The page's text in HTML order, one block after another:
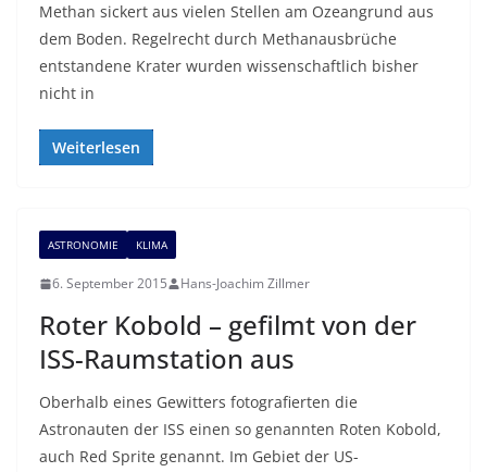
Methan sickert aus vielen Stellen am Ozeangrund aus
dem Boden. Regelrecht durch Methanausbrüche
entstandene Krater wurden wissenschaftlich bisher
nicht in
Weiterlesen
ASTRONOMIE KLIMA
6. September 2015 Hans-Joachim Zillmer
Roter Kobold – gefilmt von der
ISS-Raumstation aus
Oberhalb eines Gewitters fotografierten die
Astronauten der ISS einen so genannten Roten Kobold,
auch Red Sprite genannt. Im Gebiet der US-